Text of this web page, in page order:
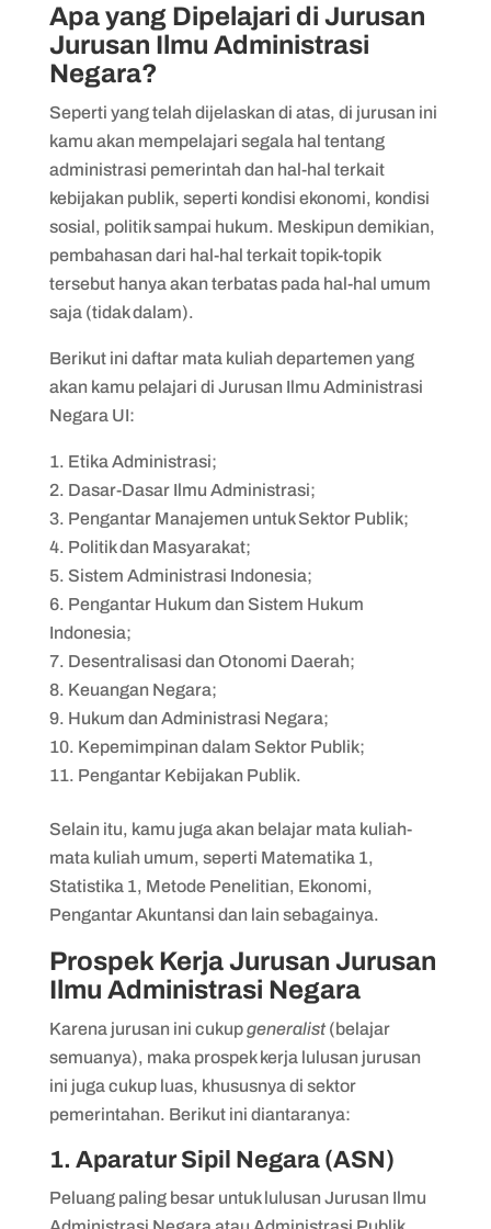
Apa yang Dipelajari di Jurusan
Jurusan Ilmu Administrasi
Negara?
Seperti yang telah dijelaskan di atas, di jurusan ini
kamu akan mempelajari segala hal tentang
administrasi pemerintah dan hal-hal terkait
kebijakan publik, seperti kondisi ekonomi, kondisi
sosial, politik sampai hukum. Meskipun demikian,
pembahasan dari hal-hal terkait topik-topik
tersebut hanya akan terbatas pada hal-hal umum
saja (tidak dalam).
Berikut ini daftar mata kuliah departemen yang
akan kamu pelajari di Jurusan Ilmu Administrasi
Negara UI:
Etika Administrasi;
Dasar-Dasar Ilmu Administrasi;
Pengantar Manajemen untuk Sektor Publik;
Politik dan Masyarakat;
Sistem Administrasi Indonesia;
Pengantar Hukum dan Sistem Hukum
Indonesia;
Desentralisasi dan Otonomi Daerah;
Keuangan Negara;
Hukum dan Administrasi Negara;
Kepemimpinan dalam Sektor Publik;
Pengantar Kebijakan Publik.
Selain itu, kamu juga akan belajar mata kuliah-
mata kuliah umum, seperti Matematika 1,
Statistika 1, Metode Penelitian, Ekonomi,
Pengantar Akuntansi dan lain sebagainya.
Prospek Kerja Jurusan Jurusan
Ilmu Administrasi Negara
Karena jurusan ini cukupgeneralist(belajar
semuanya), maka prospek kerja lulusan jurusan
ini juga cukup luas, khususnya di sektor
pemerintahan. Berikut ini diantaranya:
1. Aparatur Sipil Negara (ASN)
Peluang paling besar untuk lulusan Jurusan Ilmu